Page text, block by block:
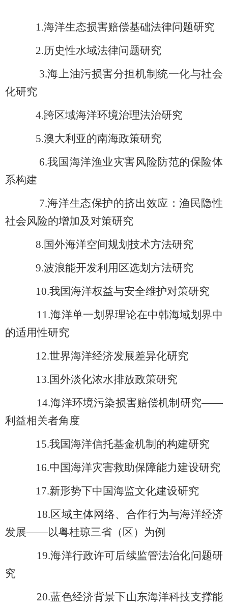
1.海洋生态损害赔偿基础法律问题研究
2.历史性水域法律问题研究
3.海上油污损害分担机制统一化与社会
化研究
4.跨区域海洋环境治理法治研究
5.澳大利亚的南海政策研究
6.我国海洋渔业灾害风险防范的保险体
系构建
7.海洋生态保护的挤出效应：渔民隐性
社会风险的增加及对策研究
8.国外海洋空间规划技术方法研究
9.波浪能开发利用区选划方法研究
10.我国海洋权益与安全维护对策研究
11.海洋单一划界理论在中韩海域划界中
的适用性研究
12.世界海洋经济发展差异化研究
13.国外淡化浓水排放政策研究
14.海洋环境污染损害赔偿机制研究——
利益相关者角度
15.我国海洋信托基金机制的构建研究
16.中国海洋灾害救助保障能力建设研究
17.新形势下中国海监文化建设研究
18.区域主体网络、合作行为与海洋经济
发展——以粤桂琼三省（区）为例
19.海洋行政许可后续监管法治化问题研
究
20.蓝色经济背景下山东海洋科技支撑能